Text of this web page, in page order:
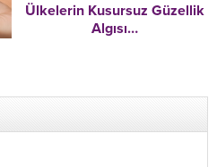
Ülkelerin Kusursuz Güzellik
Algısı…